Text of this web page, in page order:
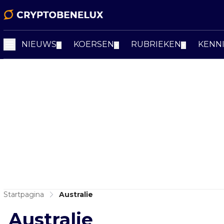
NIEUWS KOERSEN RUBRIEKEN
Startpagina Australie
Australie